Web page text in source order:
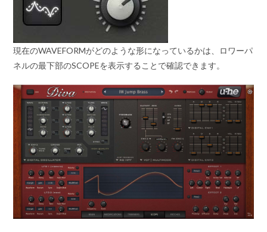
現在のWAVEFORMがどのような形になっているかは、ロワーパ
ネルの最下部のSCOPEを表示することで確認できます。